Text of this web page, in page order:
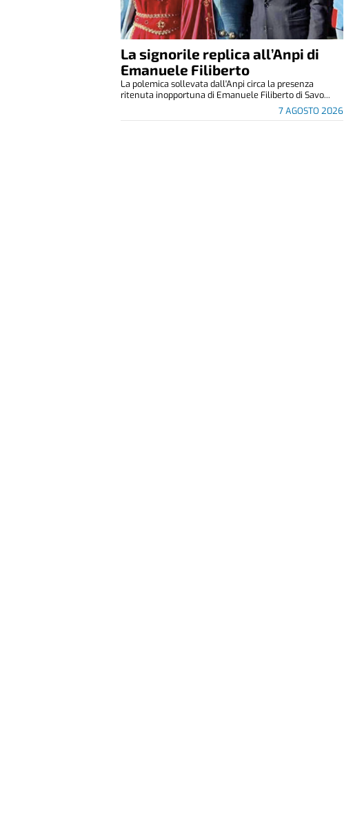
La signorile replica all’Anpi di
Emanuele Filiberto
7 AGOSTO 2026
La polemica sollevata dall'Anpi circa la presenza
ritenuta inopportuna di Emanuele Filiberto di Savo...